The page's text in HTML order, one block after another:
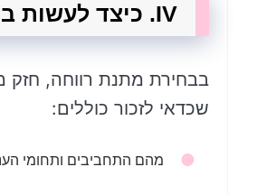
IV. כיצד לעשות בחירה את מתנת הבריאות הסוג הנכון
בבחירת מתנת רווחה, חזק
שכדאי לזכור כוללים:
מהם התחביבים ותחומי